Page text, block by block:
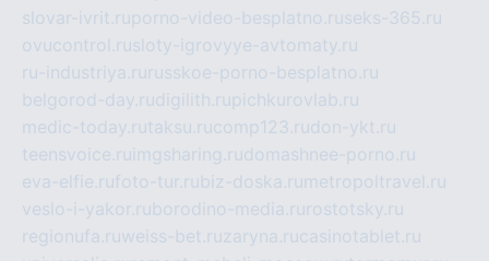
slovar-ivrit.ruporno-video-besplatno.ruseks-365.ru
ovucontrol.rusloty-igrovyye-avtomaty.ru
ru-industriya.ru russkoe-porno-besplatno.ru
belgorod-day.rudigilith.rupichkurovlab.ru
medic-today.rutaksu.rucomp123.rudon-ykt.ru
teensvoice.ru imgsharing.rudomashnee-porno.ru
eva-elfie.rufoto-tur.rubiz-doska.ru metropoltravel.ru
veslo-i-yakor.ruborodino-media.ru rostotsky.ru
regionufa.ruweiss-bet.ruzaryna.rucasinotablet.ru